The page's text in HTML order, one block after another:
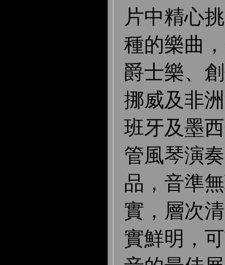
片中精心
種的樂曲
爵士樂、
挪威及非
班牙及墨
管風琴演
品，音準
實，層次
實鮮明，